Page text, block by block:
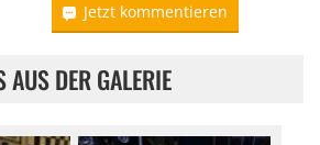
Jetzt kommentieren
AUS DER GALERIE